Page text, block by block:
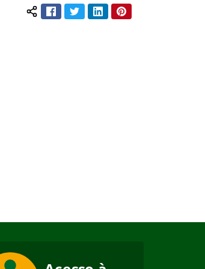
Compartilhar conteúdo:
FacebookTwitterLinkedInPinterest